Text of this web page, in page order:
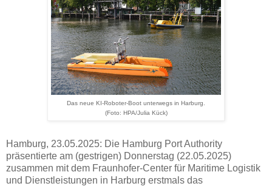
Das neue KI-Roboter-Boot unterwegs in Harburg.
(Foto: HPA/Julia Kück)
Hamburg, 23.05.2025: Die Hamburg Port Authority
präsentierte am (gestrigen) Donnerstag (22.05.2025)
zusammen mit dem Fraunhofer-Center für Maritime Logistik
und Dienstleistungen in Harburg erstmals das